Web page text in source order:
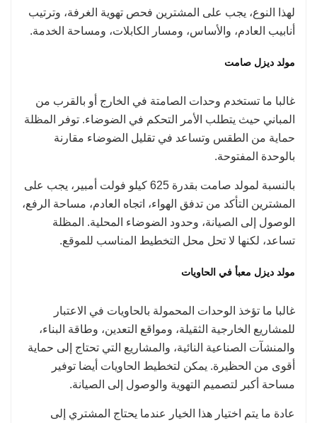
لهذا النوع، يجب على المشترين فحص تهوية الغرفة، وترتيب
أنابيب العادم، والأساس، ومسار الكابلات، ومساحة الخدمة.
مولد ديزل صامت
غالبا ما تستخدم وحدات الصامتة في الخارج أو بالقرب من
المباني حيث يتطلب الأمر التحكم في الضوضاء. توفر المظلة
حماية من الطقس وتساعد في تقليل الضوضاء مقارنة
بالوحدة المفتوحة.
بالنسبة لمولد صامت بقدرة 625 كيلو فولت أمبير، يجب على
المشترين التأكد من تدفق الهواء، اتجاه العادم، مساحة الرفع،
الوصول إلى الصيانة، وحدود الضوضاء المحلية. المظلة
تساعد، لكنها لا تحل محل التخطيط المناسب للموقع.
مولد ديزل معبأ في الحاويات
غالبا ما تؤخذ الوحدات المحمولة بالحاويات في الاعتبار
للمشاريع الخارجية الثقيلة، ومواقع التعدين، وطاقة البناء،
والمنشآت الصناعية النائية، والمشاريع التي تحتاج إلى حماية
أقوى من الحظيرة. يمكن لتخطيط الحاويات أيضا توفير
مساحة أكبر لتصميم التهوية والوصول إلى الصيانة.
عادة ما يتم اختيار هذا الخيار عندما يحتاج المشتري إلى